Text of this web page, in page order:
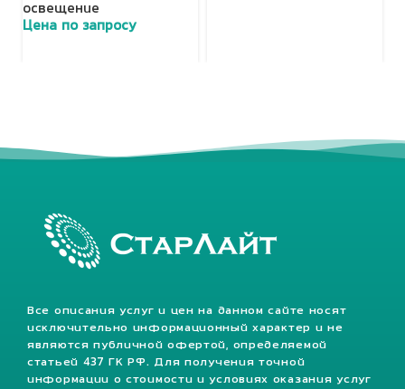
освещение
Цена по запросу
Все описания услуг и цен на данном сайте носят
исключительно информационный характер и не
являются публичной офертой, определяемой
статьей 437 ГК РФ. Для получения точной
информации о стоимости и условиях оказания услуг